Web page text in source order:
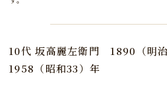
10代 坂高麗左衛門1890（明
1958（昭和33）年